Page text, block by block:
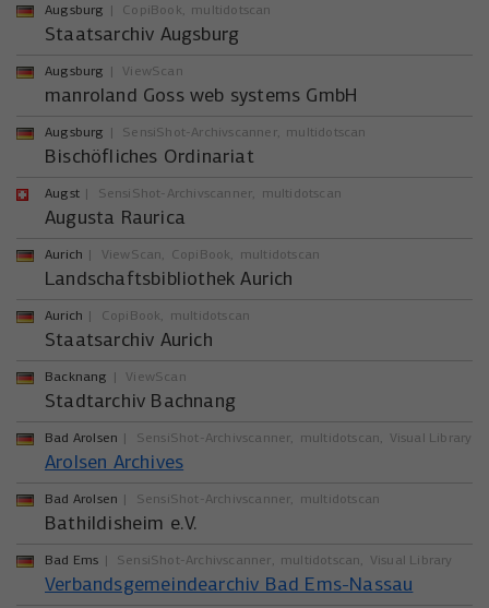
Augsburg CopiBook multidotscan
Staatsarchiv Augsburg
Augsburg ViewScan
manroland Goss web systems GmbH
Augsburg SensiShot-Archivscanner multidotscan
Bischöfliches Ordinariat
Augst SensiShot-Archivscanner multidotscan
Augusta Raurica
Aurich ViewScan CopiBook multidotscan
Landschaftsbibliothek Aurich
Aurich CopiBook multidotscan
Staatsarchiv Aurich
Backnang ViewScan
Stadtarchiv Bachnang
Bad Arolsen SensiShot-Archivscanner multidotscan Visual Library
Arolsen Archives
Bad Arolsen SensiShot-Archivscanner multidotscan
Bathildisheim e.V.
Bad Ems SensiShot-Archivscanner multidotscan Visual Library
Verbandsgemeindearchiv Bad Ems-Nassau